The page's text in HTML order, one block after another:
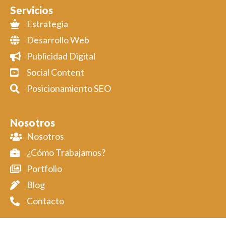
Servicios
Estrategia
Desarrollo Web
Publicidad Digital
Social Content
Posicionamiento SEO
Nosotros
Nosotros
¿Cómo Trabajamos?
Portfolio
Blog
Contacto